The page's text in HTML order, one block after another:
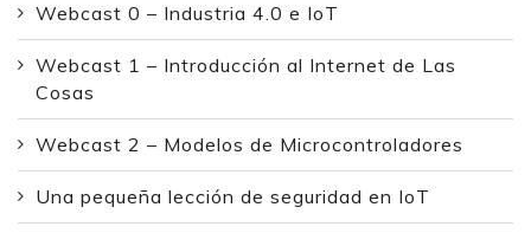
Webcast 0 – Industria 4.0 e IoT
Webcast 1 – Introducción al Internet de Las
Cosas
Webcast 2 – Modelos de Microcontroladores
Una pequeña lección de seguridad en IoT